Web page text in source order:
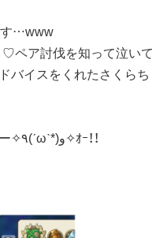
す…www
ペア討伐を知って泣いて
バイスをくれたさくらち
まだまだ武者修行頑張るどーーー✧٩(ˊωˋ*)و✧ｵｰ！！